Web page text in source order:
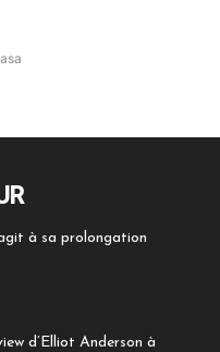
à sa prolongation
d’Elliot Anderson à